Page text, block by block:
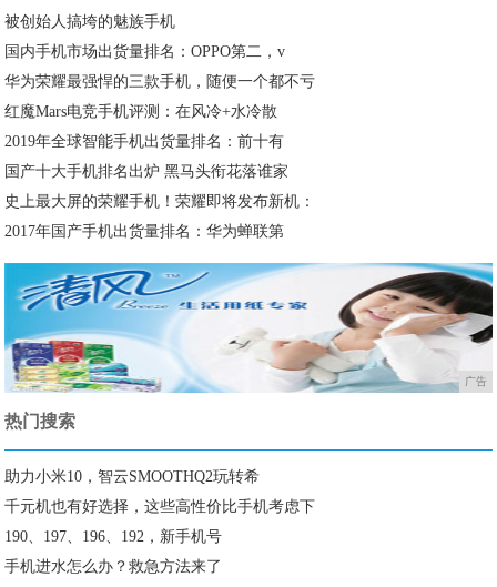
被创始人搞垮的魅族手机
国内手机市场出货量排名：OPPO第二，v
华为荣耀最强悍的三款手机，随便一个都不亏
红魔Mars电竞手机评测：在风冷+水冷散
2019年全球智能手机出货量排名：前十有
国产十大手机排名出炉 黑马头衔花落谁家
史上最大屏的荣耀手机！荣耀即将发布新机：
2017年国产手机出货量排名：华为蝉联第
广告
热门搜索
助力小米10，智云SMOOTHQ2玩转希
千元机也有好选择，这些高性价比手机考虑下
190、197、196、192，新手机号
手机进水怎么办？救急方法来了